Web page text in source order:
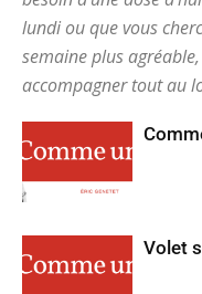
lundi ou que vous
semaine plus agréable,
accompagner tout au
Volet